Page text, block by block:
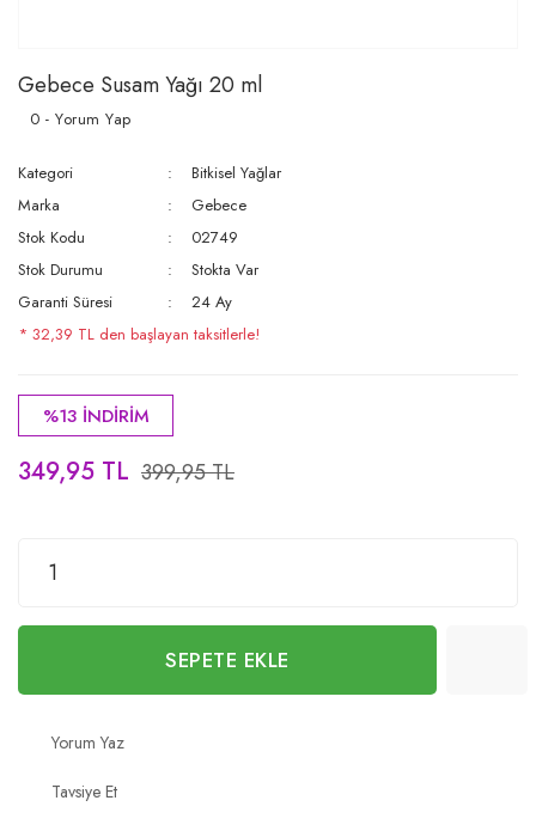
Gebece Susam Yağı 20 ml
0 - Yorum Yap
Kategori
Bitkisel Yağlar
Marka
Gebece
Stok Kodu
02749
Stok Durumu
Stokta Var
Garanti Süresi
24 Ay
* 32,39 TL den başlayan taksitlerle!
%13 İNDİRİM
349,95 TL 399,95 TL
SEPETE EKLE
Yorum Yaz
Tavsiye Et